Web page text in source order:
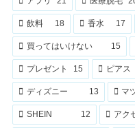
飲料 18 香水 17
買ってはいけない 15
プレゼント 15 ピアス
ディズニー 13 マ
SHEIN 12 アク